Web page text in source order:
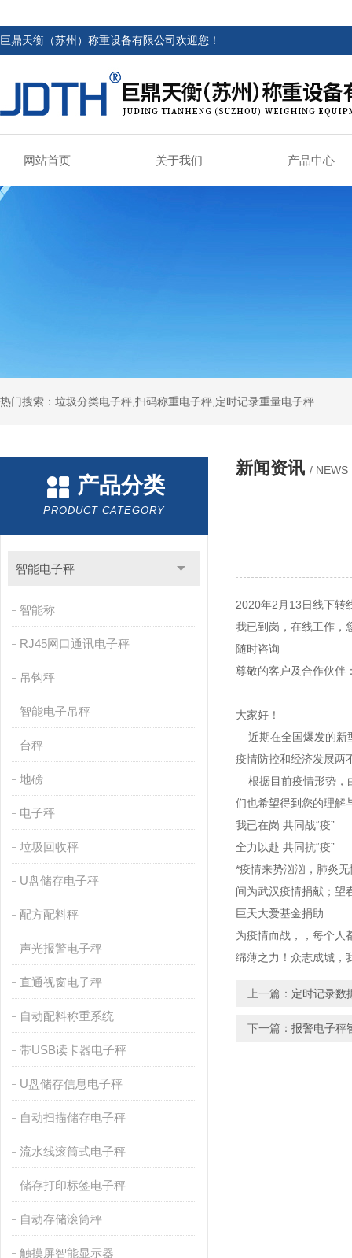
巨鼎天衡（苏州）称重设备有限公司欢迎您！
网站首页 关于我们 产品中心
热门搜索：垃圾分类电子秤,扫码称重电子秤,定时记录重量电子秤
产品分类
PRODUCT CATEGORY
智能电子秤
智能称
RJ45网口通讯电子秤
吊钩秤
智能电子吊秤
台秤
地磅
电子秤
垃圾回收秤
U盘储存电子秤
配方配料秤
声光报警电子秤
直通视窗电子秤
自动配料称重系统
带USB读卡器电子秤
U盘储存信息电子秤
自动扫描储存电子秤
流水线滚筒式电子秤
储存打印标签电子秤
自动存储滚筒秤
触摸屏智能显示器
新闻资讯 / NEWS
2020年2月13日线下转
我已到岗，在线工作，
随时咨询
尊敬的客户及合作伙伴
大家好！
近期在全国爆发的新
疫情防控和经济发展两
根据目前疫情形势，
们也希望得到您的理解
我已在岗 共同战“疫
全力以赴 共同抗“疫”
*疫情来势汹汹，肺炎
间为武汉疫情捐献；望
巨天大爱基金捐助
为疫情而战，，每个人
绵薄之力！众志成城，
上一篇： 定时记录数
下一篇： 报警电子秤